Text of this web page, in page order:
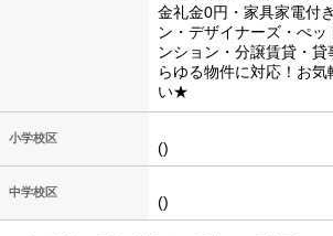
金礼金0円・家具家電付
ン・デザイナーズ・ぺ
ンション・分譲賃貸・
らゆる物件に対応！お
い★
小学校区
()
中学校区
()